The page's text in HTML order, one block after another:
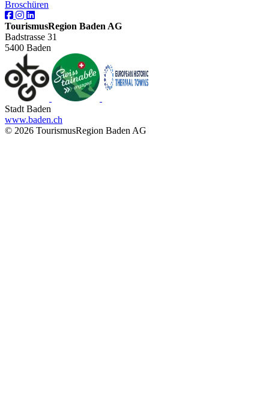
Broschüren
TourismusRegion Baden AG
Badstrasse 31
5400 Baden
Stadt Baden
www.baden.ch
© 2026 TourismusRegion Baden AG